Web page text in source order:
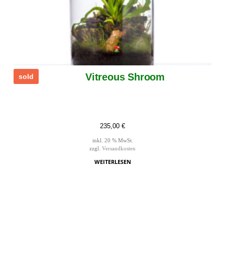
sold Vitreous Shroom
235,00 €
inkl. 20 % MwSt.
zzgl. Versandkosten
WEITERLESEN